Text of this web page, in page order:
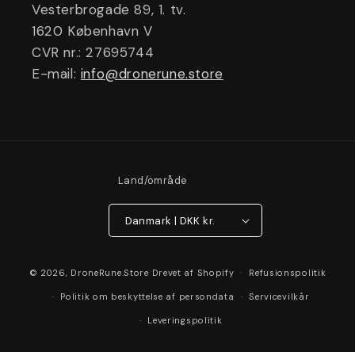
Vesterbrogade 89, 1. tv.
1620 København V
CVR nr.: 27695744
E-mail: info@dronerune.store
Land/område
Danmark | DKK kr.
© 2026, DroneRune.Store Drevet af Shopify Refusionspolitik
Politik om beskyttelse af persondata Servicevilkår
Leveringspolitik